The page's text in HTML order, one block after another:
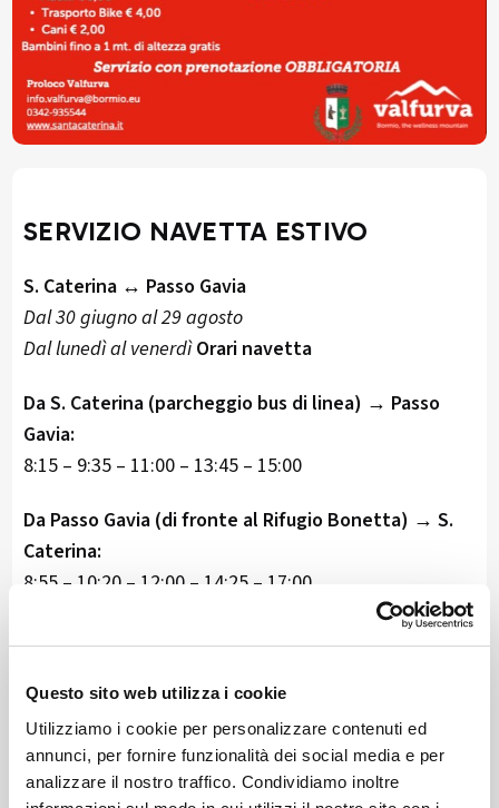
Questo sito web utilizza i cookie
Utilizziamo i cookie per personalizzare contenuti ed
annunci, per fornire funzionalità dei social media e per
analizzare il nostro traffico. Condividiamo inoltre
SERVIZIO NAVETTA ESTIVO
S. Caterina ↔ Passo Gavia
Dal 30 giugno al 29 agosto
Dal lunedì al venerdì Orari navetta
Da S. Caterina (parcheggio bus di linea) → Passo
Gavia:
8:15 – 9:35 – 11:00 – 13:45 – 15:00
Da Passo Gavia (di fronte al Rifugio Bonetta) → S.
Caterina:
8:55 – 10:20 – 12:00 – 14:25 – 17:00
Rifugio Berni
Tariffe a tratta